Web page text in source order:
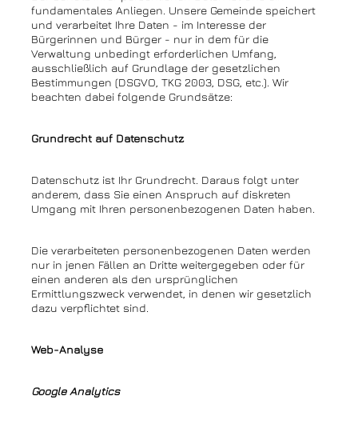
fundamentales Anliegen. Unsere Gemeinde speichert
und verarbeitet Ihre Daten - im Interesse der
Bürgerinnen und Bürger - nur in dem für die
Verwaltung unbedingt erforderlichen Umfang,
ausschließlich auf Grundlage der gesetzlichen
Bestimmungen (DSGVO, TKG 2003, DSG, etc.). Wir
beachten dabei folgende Grundsätze:
Grundrecht auf Datenschutz
Datenschutz ist Ihr Grundrecht. Daraus folgt unter
anderem, dass Sie einen Anspruch auf diskreten
Umgang mit Ihren personenbezogenen Daten haben.
Die verarbeiteten personenbezogenen Daten werden
nur in jenen Fällen an Dritte weitergegeben oder für
einen anderen als den ursprünglichen
Ermittlungszweck verwendet, in denen wir gesetzlich
dazu verpflichtet sind.
Web-Analyse
Google Analytics